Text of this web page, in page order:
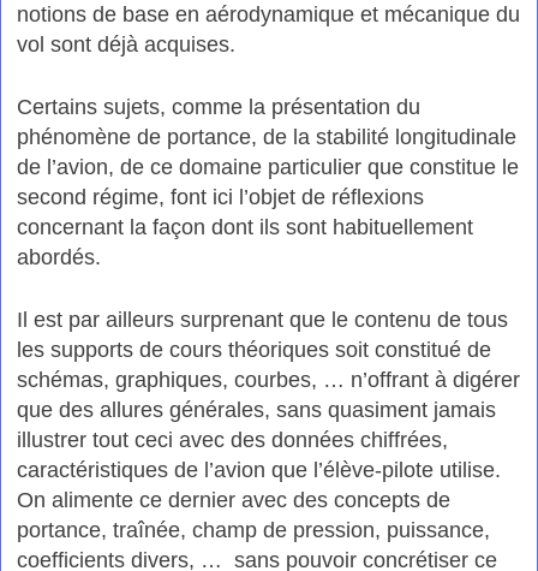
notions de base en aérodynamique et mécanique du
vol sont déjà acquises.
Certains sujets, comme la présentation du
phénomène de portance, de la stabilité longitudinale
de l’avion, de ce domaine particulier que constitue le
second régime, font ici l’objet de réflexions
concernant la façon dont ils sont habituellement
abordés.
Il est par ailleurs surprenant que le contenu de tous
les supports de cours théoriques soit constitué de
schémas, graphiques, courbes, … n’offrant à digérer
que des allures générales, sans quasiment jamais
illustrer tout ceci avec des données chiffrées,
caractéristiques de l’avion que l’élève-pilote utilise.
On alimente ce dernier avec des concepts de
portance, traînée, champ de pression, puissance,
coefficients divers, … sans pouvoir concrétiser ce